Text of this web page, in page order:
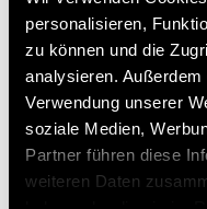
personalisieren,
zu können und die
analysieren.
Verwendung unserer
soziale Medien,
Partner führen diese
weiteren Daten